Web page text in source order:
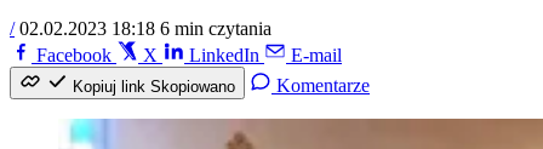
/ 02.02.2023 18:18 6 min czytania
Facebook
X LinkedIn E-mail
Kopiuj link Skopiowano Komentarze